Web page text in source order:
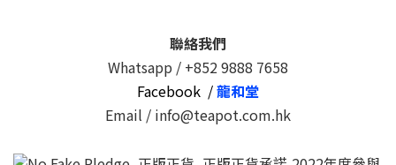
聯絡我們
Whatsapp / +852 9888 7658
Facebook /龍和堂
Email / info@teapot.com.hk